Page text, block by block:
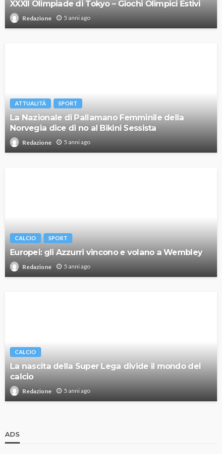
XXXII Olimpiade di Tokyo – Giochi Olimpici Estivi
Redazione 5 anni ago
ATTUALITÀ SPORT
La Nazionale di Pallamano Femminile della
Norvegia dice di no al Bikini Sessista
Redazione 5 anni ago
CALCIO SPORT
Europei: gli Azzurri vincono e volano a Wembley
Redazione 5 anni ago
CALCIO
La nascita della Super Lega divide il mondo del
calcio
Redazione 5 anni ago
ADS